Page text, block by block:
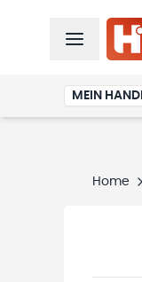
MEIN
Home